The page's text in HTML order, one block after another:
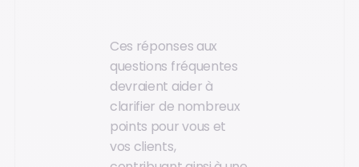
Ces réponses aux
questions fréquentes
devraient aider à
clarifier de nombreux
points pour vous et
vos clients,